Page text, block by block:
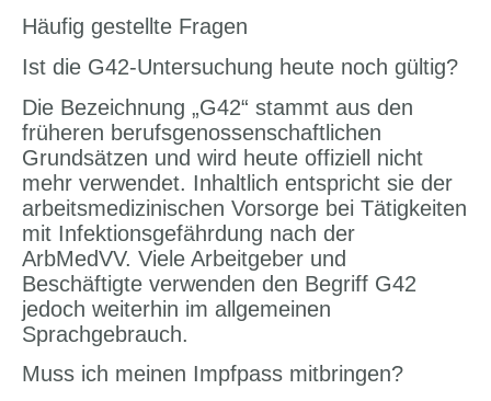
Häufig gestellte Fragen
Ist die G42-Untersuchung heute noch gültig?
Die Bezeichnung „G42“ stammt aus den
früheren berufsgenossenschaftlichen
Grundsätzen und wird heute offiziell nicht
mehr verwendet. Inhaltlich entspricht sie der
arbeitsmedizinischen Vorsorge bei Tätigkeiten
mit Infektionsgefährdung nach der
ArbMedVV. Viele Arbeitgeber und
Beschäftigte verwenden den Begriff G42
jedoch weiterhin im allgemeinen
Sprachgebrauch.
Muss ich meinen Impfpass mitbringen?